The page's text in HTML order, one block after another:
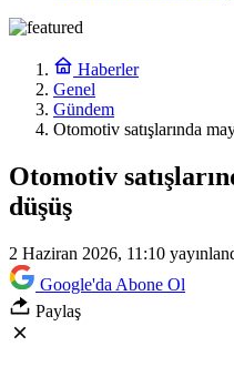
Haberler
Genel
Gündem
Otomotiv satışlarında
Otomotiv
düşüş
2 Haziran 2026, 11:10
Google'da Abone Ol
Paylaş